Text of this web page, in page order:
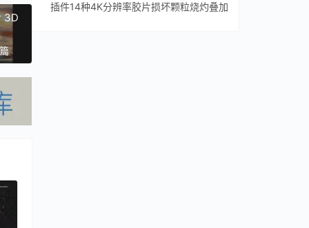
3D
插件14种4K分辨率胶片损坏颗粒烧灼叠加